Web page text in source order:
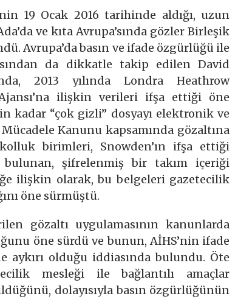
19 Ocak 2016 tarihinde aldığı, uzun
ve kıta Avrupa’sında gözler Birleşik
Avrupa’da basın ve ifade özgürlüğü ile
da dikkatle takip edilen David
2013 yılında Londra Heathrow
ilişkin verileri ifşa ettiği öne
kadar “çok gizli” dosyayı elektronik ve
Kanunu kapsamında gözaltına
kolluk birimleri, Snowden’ın ifşa ettiği
şifrelenmiş bir takım içeriği
ilişkin olarak, bu belgeleri gazetecilik
öne sürmüştü.
gözaltı uygulamasının kanunlarda
öne sürdü ve bunun, AİHS’nin ifade
olduğu iddiasında bulundu. Öte
mesleği ile bağlantılı amaçlar
dolayısıyla basın özgürlüğünün